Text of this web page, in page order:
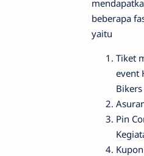
beberapa
yaitu
Tiket
event
Bikers
Pin
Kupon